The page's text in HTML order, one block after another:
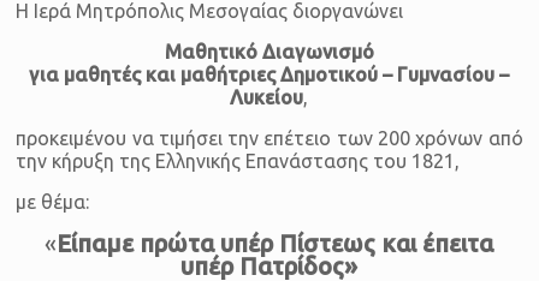
Η Ιερά Μητρόπολις Μεσογαίας διοργανώνει
Μαθητικό Διαγωνισμό
για μαθητές και μαθήτριες Δημοτικού – Γυμνασίου –
Λυκείου,
προκειμένου να τιμήσει την επέτειο των 200 χρόνων από
την κήρυξη της Ελληνικής Επανάστασης του 1821,
με θέμα:
«Είπαμε πρώτα υπέρ Πίστεως και έπειτα
υπέρ Πατρίδος»